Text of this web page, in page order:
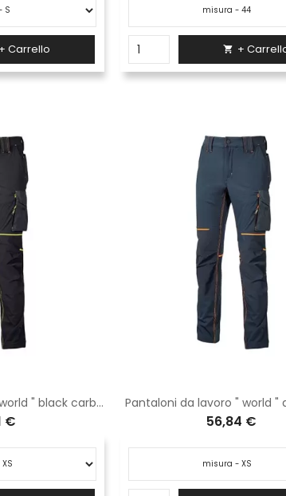
+ Carrello  +
Pantaloni da lavoro " world " black carbon
€
Pantaloni da lavoro " world "
56,84 €